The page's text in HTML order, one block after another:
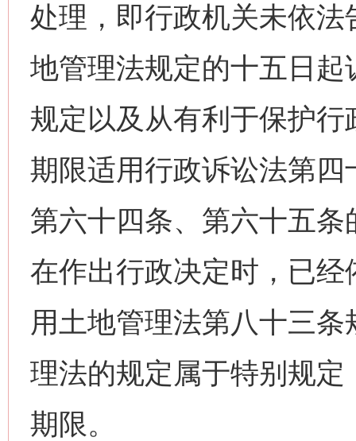
处理，即行政机关未依
地管理法规定的十五日
规定以及从有利于保护
期限适用行政诉讼法第
第六十四条、第六十五
在作出行政决定时，已
用土地管理法第八十三
理法的规定属于特别规
期限。